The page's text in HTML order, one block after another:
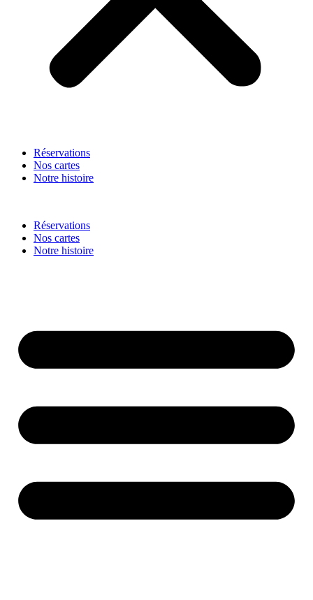
Réservations
Nos cartes
Notre histoire
Réservations
Nos cartes
Notre histoire